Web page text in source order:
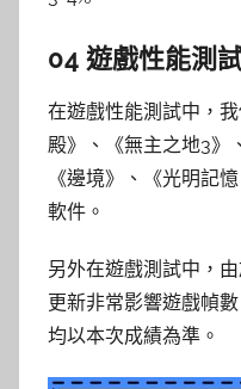
04 遊戲性能測
在遊戲性能測試中，
殿》、《無主之地3》
《邊境》、《光明記
軟件。
另外在遊戲測試中，
更新非常影響遊戲幀
均以本次成績為準。